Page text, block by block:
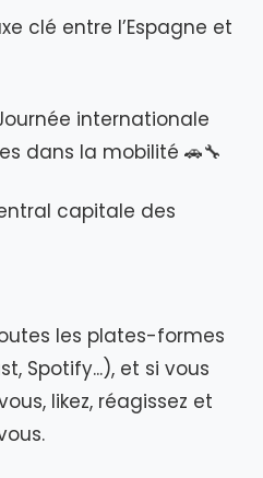
clé entre l’Espagne et
internationale
dans la mobilité 🚗🔧
capitale des
les plates-formes
Spotify...), et si vous
likez, réagissez et